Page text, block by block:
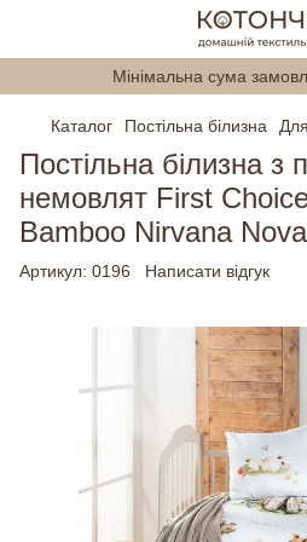
Мінімальна сума
Каталог Постільна білизна
Постільна білизна з
немовлят First
Bamboo Nirvana Nova
Артикул: 0196 Написати відгук